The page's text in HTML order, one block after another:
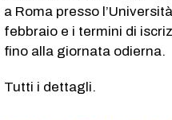
a Roma presso
febbraio e i termini di
fino alla giornata odierna.
Tutti i dettagli.